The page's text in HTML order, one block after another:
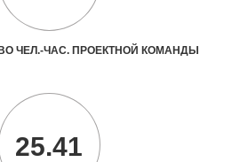
ЧЕЛ.-ЧАС. ПРОЕКТНОЙ КОМАНДЫ
25.41